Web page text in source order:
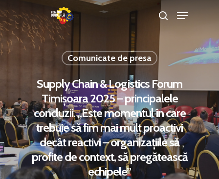
Hit enter to search or ESC to close
Comunicate de presa
Supply Chain & Logistics Forum
Timișoara 2025 – principalele
concluzii. „Este momentul în care
trebuie să fim mai mult proactivi
decât reactivi – organizațiile să
profite de context, să pregătească
echipele”